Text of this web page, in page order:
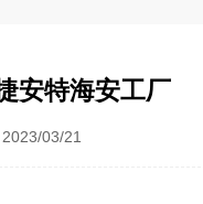
安特海安工厂
2023/03/21